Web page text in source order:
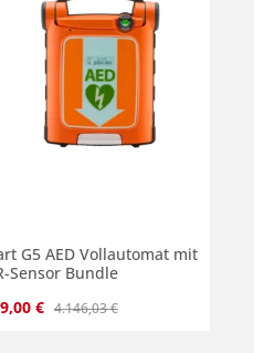
G5 AED Vollautomat mit
Sensor Bundle
€ Regulärer Preis:
4.146,03 €